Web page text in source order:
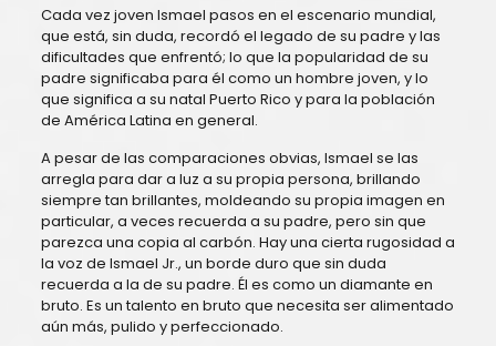
Cada vez joven Ismael pasos en el escenario mundial,
que está, sin duda, recordó el legado de su padre y las
dificultades que enfrentó; lo que la popularidad de su
padre significaba para él como un hombre joven, y lo
que significa a su natal Puerto Rico y para la población
de América Latina en general.
A pesar de las comparaciones obvias, Ismael se las
arregla para dar a luz a su propia persona, brillando
siempre tan brillantes, moldeando su propia imagen en
particular, a veces recuerda a su padre, pero sin que
parezca una copia al carbón. Hay una cierta rugosidad a
la voz de Ismael Jr., un borde duro que sin duda
recuerda a la de su padre. Él es como un diamante en
bruto. Es un talento en bruto que necesita ser alimentado
aún más, pulido y perfeccionado.